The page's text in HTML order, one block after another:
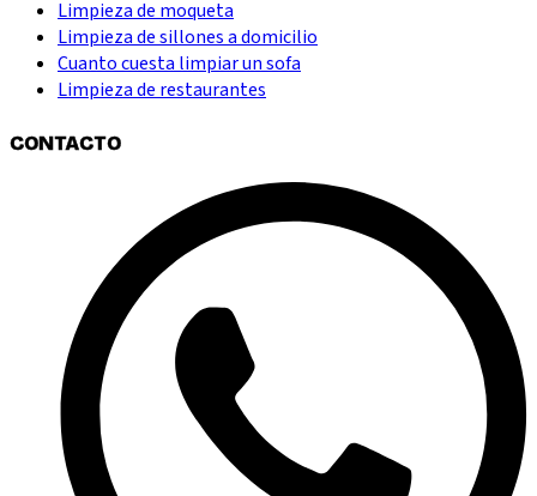
Limpieza de moqueta
Limpieza de sillones a domicilio
Cuanto cuesta limpiar un sofa
Limpieza de restaurantes
CONTACTO